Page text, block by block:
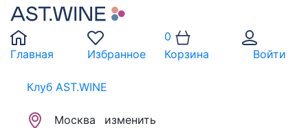
Главная Избранное
0
Корзина
Войти
Клуб AST.WINE
Москва изменить